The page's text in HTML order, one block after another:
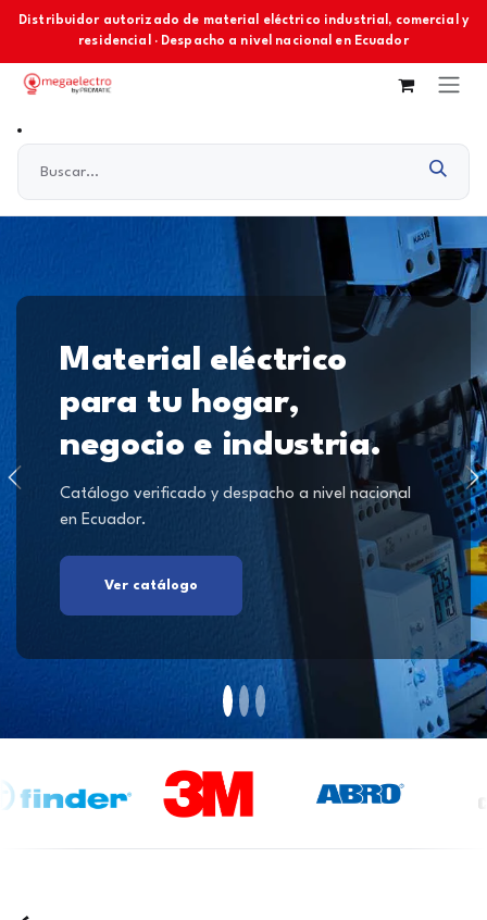
Ir al contenido
Distribuidor autorizado de material eléctrico industrial, comercial y
residencial · Despacho a nivel nacional en Ecuador
Material eléctrico
para tu hogar,
negocio e industria.
Catálogo verificado y despacho a nivel nacional
en Ecuador.
Ver catálogo